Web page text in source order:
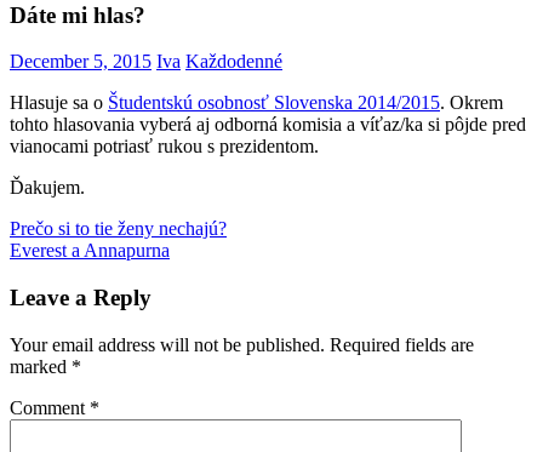
Dáte mi hlas?
December 5, 2015 Iva Každodenné
Hlasuje sa o Študentskú osobnosť Slovenska 2014/2015. Okrem
tohto hlasovania vyberá aj odborná komisia a víťaz/ka si pôjde pred
vianocami potriasť rukou s prezidentom.
Ďakujem.
Post
navigation
Previous
Post:
Prečo si to tie ženy nechajú?
Next
Everest a Annapurna
Leave a Reply
Your email address will not be published. Required fields are
marked *
Comment *